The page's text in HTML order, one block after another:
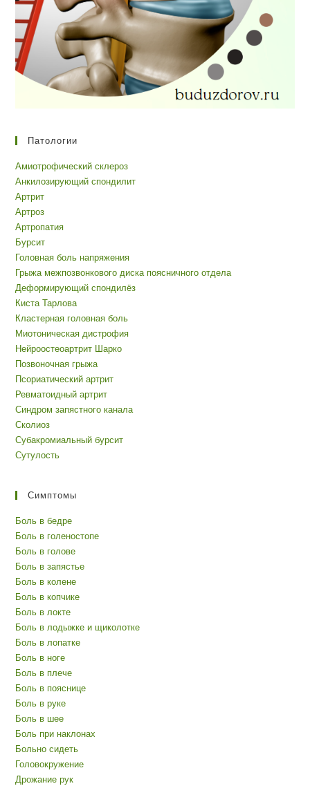
Патологии
Амиотрофический склероз
Анкилозирующий спондилит
Артрит
Артроз
Артропатия
Бурсит
Головная боль напряжения
Грыжа межпозвонкового диска поясничного отдела
Деформирующий спондилёз
Киста Тарлова
Кластерная головная боль
Миотоническая дистрофия
Нейроостеоартрит Шарко
Позвоночная грыжа
Псориатический артрит
Ревматоидный артрит
Синдром запястного канала
Сколиоз
Субакромиальный бурсит
Сутулость
Симптомы
Боль в бедре
Боль в голеностопе
Боль в голове
Боль в запястье
Боль в колене
Боль в копчике
Боль в локте
Боль в лодыжке и щиколотке
Боль в лопатке
Боль в ноге
Боль в плече
Боль в пояснице
Боль в руке
Боль в шее
Боль при наклонах
Больно сидеть
Головокружение
Дрожание рук